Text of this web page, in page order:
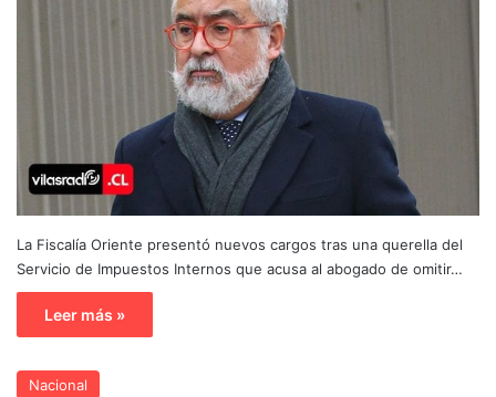
La Fiscalía Oriente presentó nuevos cargos tras una querella del
Servicio de Impuestos Internos que acusa al abogado de omitir…
Leer más »
Nacional